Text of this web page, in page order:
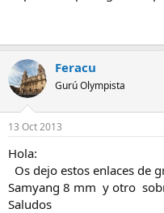
Feracu
Gurú Olympista
13 Oct 2013
Hola:
Os dejo estos enlaces de
Samyang 8 mm y otro
Saludos